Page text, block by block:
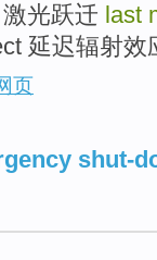
光跃迁 last
延迟辐射效
页
shut-